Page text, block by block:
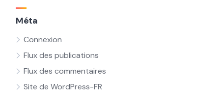
Méta
Connexion
Flux des publications
Flux des commentaires
Site de WordPress-FR